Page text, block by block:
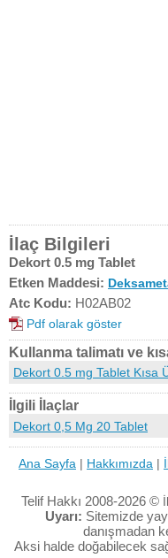
İlaç Bilgileri
Dekort 0.5 mg Tablet
Etken Maddesi:
Atc Kodu: H02AB02
Pdf olarak göster
Kullanma talimatı ve
Dekort 0.5 mg Tablet Kısa
İlgili İlaçlar
Dekort 0,5 Mg 20 Tablet
Ana Sayfa | Hakkımızda |
Telif Hakkı 2008-2026 ©
Uyarı: Sitemizde
danışmadan
Aksi halde doğabilecek